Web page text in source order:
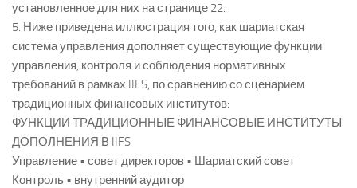
установленное для них на странице 22.
5. Ниже приведена иллюстрация того, как шариатская
система управления дополняет существующие функции
управления, контроля и соблюдения нормативных
требований в рамках IIFS, по сравнению со сценарием
традиционных финансовых институтов:
ФУНКЦИИ ТРАДИЦИОННЫЕ ФИНАНСОВЫЕ ИНСТИТУТЫ
ДОПОЛНЕНИЯ В IIFS
Управление • совет директоров • Шариатский совет
Контроль • внутренний аудитор